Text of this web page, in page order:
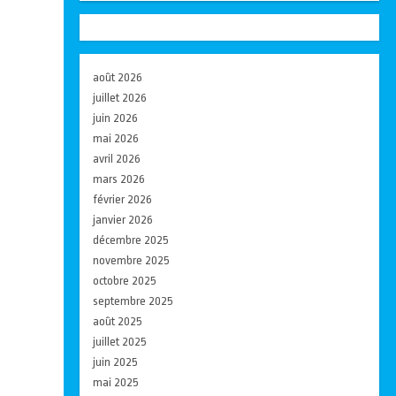
août 2026
juillet 2026
juin 2026
mai 2026
avril 2026
mars 2026
février 2026
janvier 2026
décembre 2025
novembre 2025
octobre 2025
septembre 2025
août 2025
juillet 2025
juin 2025
mai 2025